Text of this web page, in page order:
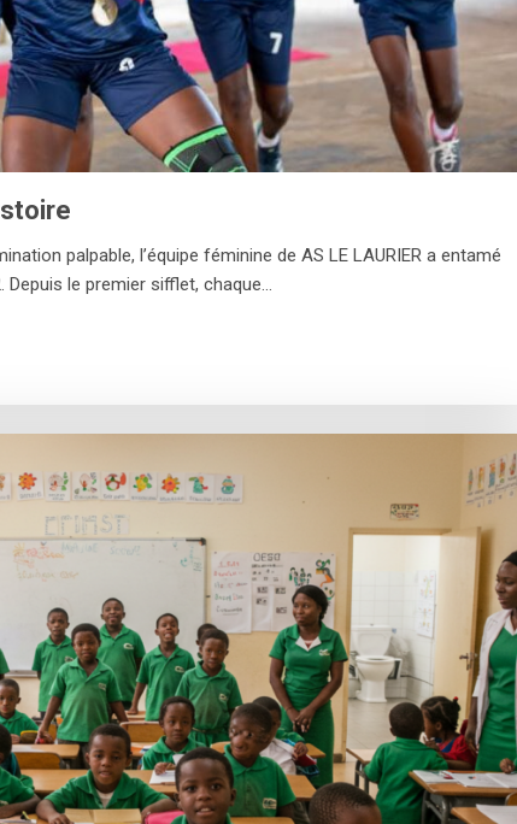
palpable, l’équipe féminine de AS LE LAURIER a entamé
le premier sifflet, chaque…